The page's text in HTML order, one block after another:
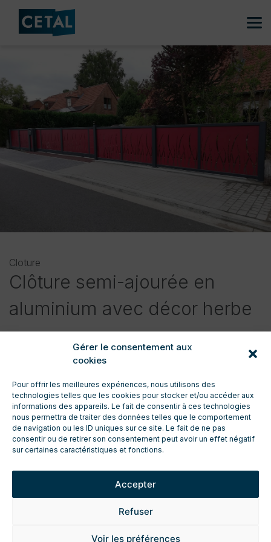
Gérer le consentement aux
cookies
Pour offrir les meilleures expériences, nous utilisons des
technologies telles que les cookies pour stocker et/ou accéder aux
informations des appareils. Le fait de consentir à ces technologies
nous permettra de traiter des données telles que le comportement
de navigation ou les ID uniques sur ce site. Le fait de ne pas
consentir ou de retirer son consentement peut avoir un effet négatif
sur certaines caractéristiques et fonctions.
Accepter
Refuser
Voir les préférences
Cloture
Clôture semi-ajourée en
aluminium avec décor herbe
CONTACT
ENTRETIEN ET TECHNIQUE
ESPACE PRO
DEMANDE DE DEVIS
MENTIONS LÉGALES